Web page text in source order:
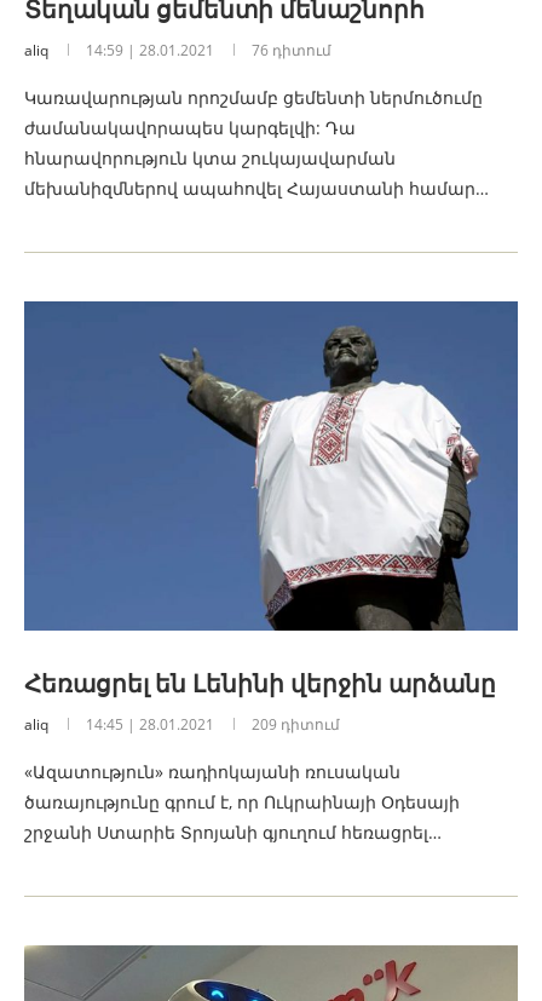
Տեղական ցեմենտի մենաշնորհ
aliq 14:59 | 28.01.2021 76 դիտում
Կառավարության որոշմամբ ցեմենտի ներմուծումը
ժամանակավորապես կարգելվի: Դա
հնարավորություն կտա շուկայավարման
մեխանիզմներով ապահովել Հայաստանի համար…
Հեռացրել են Լենինի վերջին արձանը
aliq 14:45 | 28.01.2021 209 դիտում
«Ազատություն» ռադիոկայանի ռուսական
ծառայությունը գրում է, որ Ուկրաինայի Օդեսայի
շրջանի Ստարիե Տրոյանի գյուղում հեռացրել…